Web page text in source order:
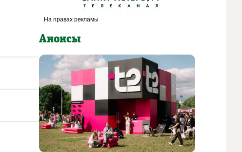
Анонсы